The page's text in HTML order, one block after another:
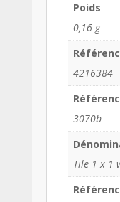
Poids
0,16 g
4216384
3070b
Tile 1 x 1